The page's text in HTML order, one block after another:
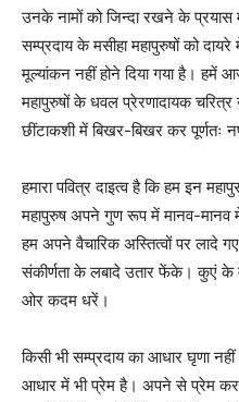
उनके नामों को जिन्दा रखने के प्रयास
सम्प्रदाय के मसीहा महापुरुषों को
मूल्यांकन नहीं होने दिया गया है। हमें
महापुरुषों के धवल प्रेरणादायक
छींटाकशी में बिखर-बिखर कर पूर्णतः
हमारा पवित्र दाइत्व है कि हम इन
महापुरुष अपने गुण रूप में मानव-मानव में
हम अपने वैचारिक अस्तित्वों पर लादे
संकीर्णता के लबादे उतार फेंके। कुएं
ओर कदम धरें।
किसी भी सम्प्रदाय का आधार घृणा
आधार में भी प्रेम है। अपने से प्रेम